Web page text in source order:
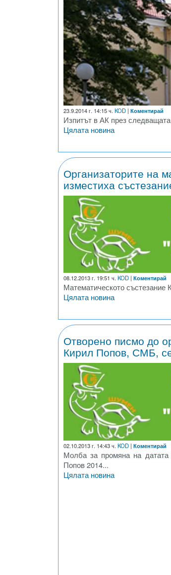
23.9.2014 г. 14:15 ч. KOD | Коментирай
Изпитът в АК през
Цялата новина
Организаторите на
изместиха
08.12.2013 г. 19:51 ч.KOD | Коментирай
Математическото
Цялата новина
Отворено писмо до
Кирил Попов, СМБ,
02.10.2013 г. 14:43 ч. KOD | Коментирай
Молба за промяна на
Попов 2014...
Цялата новина